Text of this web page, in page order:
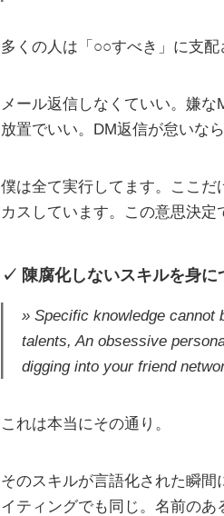
多くの人は「○○すべき」に支配
メール返信しなくていい。嫌
放置でいい。DM返信が怠いな
僕は全て実行してます。ここ
カスしています。この意思決定
陳腐化しないスキルを身に
Specific knowledge cannot
talents, An obsessive
digging into your friend
これは本当にその通り。
そのスキルが言語化された瞬
イティングでも同じ。名前のあ